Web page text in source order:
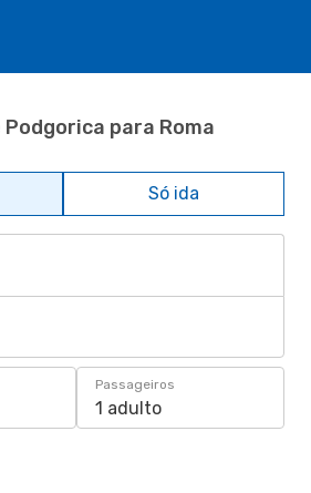
para Roma
Só ida
Passageiros
1 adulto